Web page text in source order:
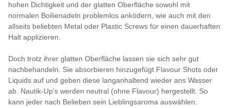
hohen Dichtigkeit und der glatten Oberfläche sowohl mit
normalen Boilienadeln problemlos anködern, wie auch mit den
allseits beliebten Metal oder Plastic Screws für einen dauerhaften
Halt applizieren.
Doch trotz ihrer glatten Oberfläche lassen sie sich sehr gut
nachbehandeln. Sie absorbieren hinzugefügt Flavour Shots oder
Liquids auf und geben diese langanhaltend wieder ans Wasser
ab. Nautik-Up's werden neutral (ohne Flavour) hergestellt. So
kann jeder nach Belieben sein Lieblingsaroma auswählen.